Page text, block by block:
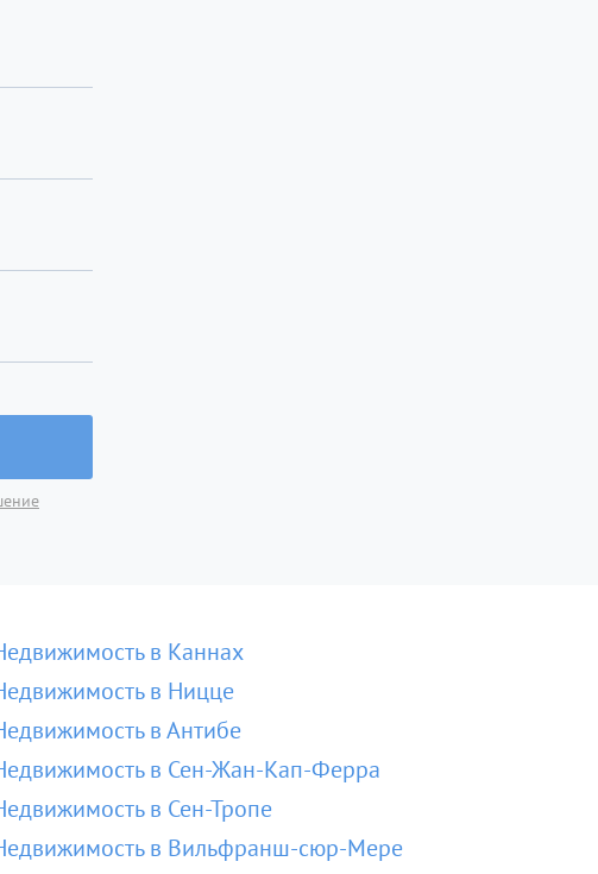
в Каннах
в Ницце
в Антибе
в Сен-Жан-Кап-Ферра
в Сен-Тропе
в Вильфранш-сюр-Мере